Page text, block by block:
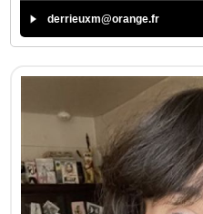
derrieuxm@orange.fr